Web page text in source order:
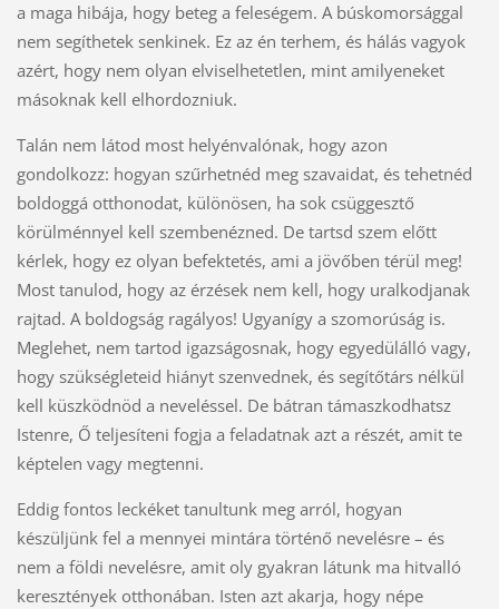
a maga hibája, hogy beteg a feleségem. A búskomorsággal
nem segíthetek senkinek. Ez az én terhem, és hálás vagyok
azért, hogy nem olyan elviselhetetlen, mint amilyeneket
másoknak kell elhordozniuk.
Talán nem látod most helyénvalónak, hogy azon
gondolkozz: hogyan szűrhetnéd meg szavaidat, és tehetnéd
boldoggá otthonodat, különösen, ha sok csüggesztő
körülménnyel kell szembenézned. De tartsd szem előtt
kérlek, hogy ez olyan befektetés, ami a jövőben térül meg!
Most tanulod, hogy az érzések nem kell, hogy uralkodjanak
rajtad. A boldogság ragályos! Ugyanígy a szomorúság is.
Meglehet, nem tartod igazságosnak, hogy egyedülálló vagy,
hogy szükségleteid hiányt szenvednek, és segítőtárs nélkül
kell küszködnöd a neveléssel. De bátran támaszkodhatsz
Istenre, Ő teljesíteni fogja a feladatnak azt a részét, amit te
képtelen vagy megtenni.
Eddig fontos leckéket tanultunk meg arról, hogyan
készüljünk fel a mennyei mintára történő nevelésre – és
nem a földi nevelésre, amit oly gyakran látunk ma hitvalló
keresztények otthonában. Isten azt akarja, hogy népe